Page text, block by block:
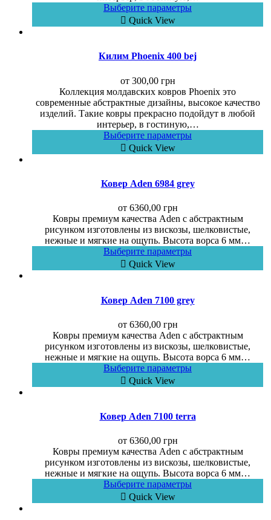
Выберите параметры
Quick View
Килим Phoenix 400 bej
от 300,00 грн
Коллекция молдавских ковров Phoenix это
современные абстрактные дизайны, высокое качество
изделий. Такие ковры прекрасно подойдут в любой
интерьер, в гостиную,…
Выберите параметры
Quick View
Ковер Aden 6984 grey
от 6360,00 грн
Ковры премиум качества Aden с абстрактным
рисунком изготовлены из вискозы, шелковистые,
нежные и мягкие на ощупь. Высота ворса 6 мм…
Выберите параметры
Quick View
Ковер Aden 7100 grey
от 6360,00 грн
Ковры премиум качества Aden с абстрактным
рисунком изготовлены из вискозы, шелковистые,
нежные и мягкие на ощупь. Высота ворса 6 мм…
Выберите параметры
Quick View
Ковер Aden 7100 terra
от 6360,00 грн
Ковры премиум качества Aden с абстрактным
рисунком изготовлены из вискозы, шелковистые,
нежные и мягкие на ощупь. Высота ворса 6 мм…
Выберите параметры
Quick View